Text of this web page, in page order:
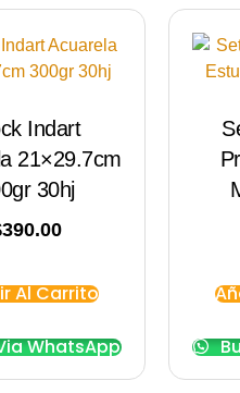
Indart
21×29.7cm
30hj
390.00
Al Carrito
WhatsApp